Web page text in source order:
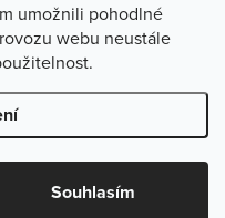
umožnili pohodlné
webu neustále
Souhlasím
práva vyhrazena.Upravit